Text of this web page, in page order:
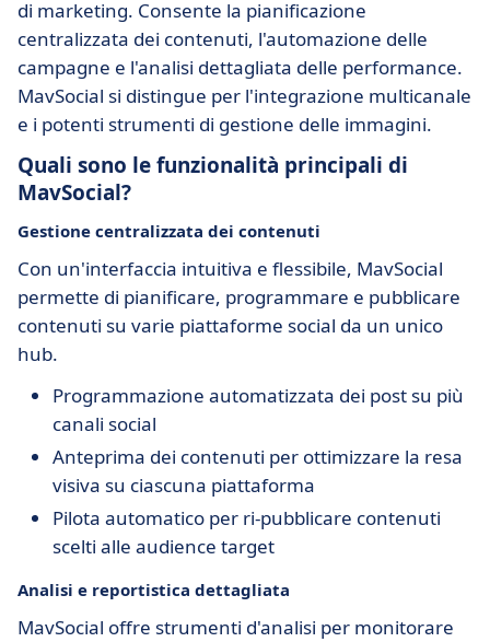
di marketing. Consente la pianificazione
centralizzata dei contenuti, l'automazione delle
campagne e l'analisi dettagliata delle performance.
MavSocial si distingue per l'integrazione multicanale
e i potenti strumenti di gestione delle immagini.
Quali sono le funzionalità principali di
MavSocial?
Gestione centralizzata dei contenuti
Con un'interfaccia intuitiva e flessibile, MavSocial
permette di pianificare, programmare e pubblicare
contenuti su varie piattaforme social da un unico
hub.
Programmazione automatizzata dei post su più
canali social
Anteprima dei contenuti per ottimizzare la resa
visiva su ciascuna piattaforma
Pilota automatico per ri-pubblicare contenuti
scelti alle audience target
Analisi e reportistica dettagliata
MavSocial offre strumenti d'analisi per monitorare